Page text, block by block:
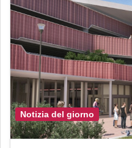
Notizia del giorno